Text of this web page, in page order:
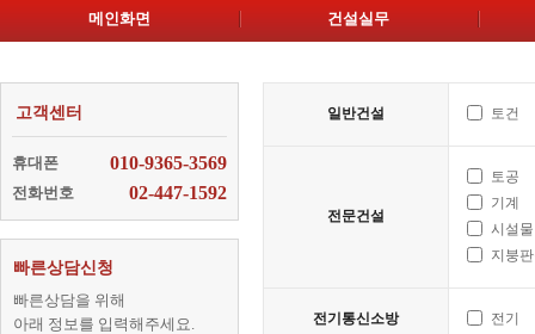
메인화면 건설실무
고객센터
휴대폰 010-9365-3569
전화번호 02-447-1592
빠른상담신청
빠른상담을 위해
아래 정보를 입력해주세요.
일반건설 토건
전문건설
토공
기계
시설물
지붕
전기통신소방 전기